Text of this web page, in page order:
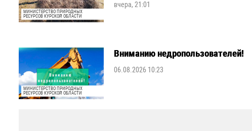
МИНИСТЕРСТВО ПРИРОДНЫХ
РЕСУРСОВ КУРСКОЙ ОБЛАСТИ
вчера, 21:01
МИНИСТЕРСТВО ПРИРОДНЫХ
РЕСУРСОВ КУРСКОЙ ОБЛАСТИ
Вниманию недропользователей!
06.08.2026 10:23